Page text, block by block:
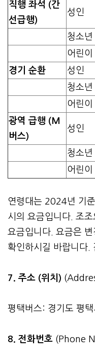
직행 좌석 (간
선급행)
성인
청소년
어린이
경기 순환
성인
청소년
어린이
광역 급행 (M
버스)
성인
청소년
어린이
연령대는 2024년 기
시의 요금입니다. 조
요금입니다. 요금은
확인하시길 바랍니다.
7. 주소 (위치)
평택버스: 경기도 평
8. 전화번호 (Phone